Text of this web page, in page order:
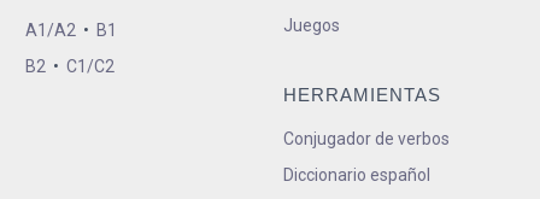
A1/A2 • B1
B2 • C1/C2
Juegos
HERRAMIENTAS
Conjugador de verbos
Diccionario español